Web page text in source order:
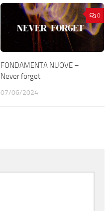
0
FONDAMENTA NUOVE –
Never forget
07/06/2024